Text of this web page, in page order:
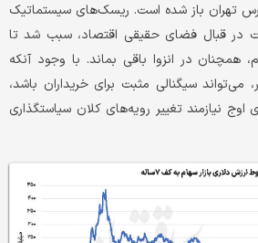
تهران باز شده است. ریسک‌های سیستماتیک
در قبال فضای حقیقی اقتصاد، سبب شد تا
سهام، همچنان در انزوا باقی بماند. با وجود آنکه
بازار، می‌تواند سیگنالی مثبت برای خریداران باشد،
اوج نیازمند تغییر رویه‌های کلان سیاستگذاری